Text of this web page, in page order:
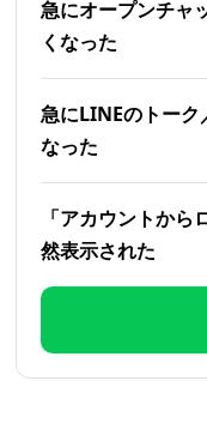
急にオープンチャ
くなった
急にLINEのトーク
なった
「アカウントか
然表示された